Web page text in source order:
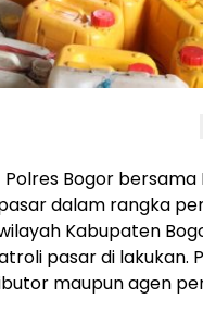
Polres Bogor bersama
dalam rangka
Kabupaten
pasar di lakukan.
maupun agen